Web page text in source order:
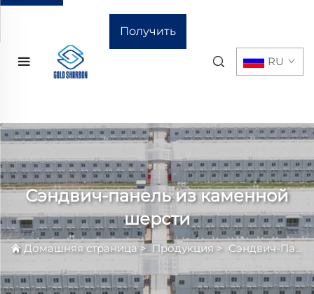
Получить
RU
Сэндвич-панель из каменной
шерсти
Домашняя страница>Продукция> Сэндвич-Панель